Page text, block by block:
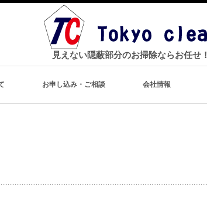
見えない隠蔽部分のお掃除ならお任せ！
お申し込み・ご相談 会社情報